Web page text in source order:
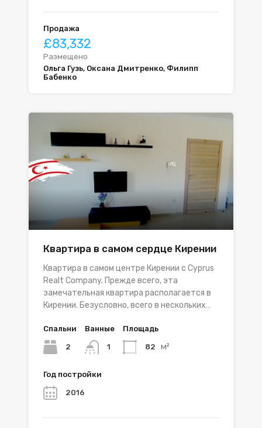
Продажа
£83,332
Размещено
Ольга Гузь, Оксана Дмитренко, Филипп
Бабенко
Квартира в самом сердце Кирении
Квартира в самом центре Кирении с Cyprus
Realt Company. Прежде всего, эта
замечательная квартира располагается в
Кирении. Безусловно, всего в нескольких…
Спальни
2
Ванные
1
Площадь
82 м²
Год постройки
2016